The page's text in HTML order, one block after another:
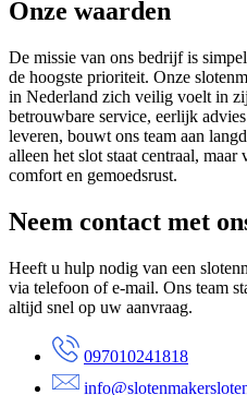
Onze waarden
De missie van ons bedrijf is
de hoogste prioriteit. Onze
in Nederland zich veilig voelt in
betrouwbare service, eerlijk
leveren, bouwt ons team aan
alleen het slot staat centraal,
comfort en gemoedsrust.
Neem contact met
Heeft u hulp nodig van een
via telefoon of e-mail. Ons team
altijd snel op uw aanvraag.
097010241818